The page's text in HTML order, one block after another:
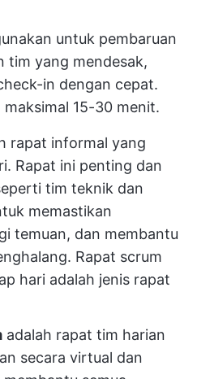
untuk pembaruan
tim yang mendesak,
in dengan cepat.
15-30 menit.
rapat informal yang
Rapat ini penting dan
tim teknik dan
memastikan
temuan, dan membantu
Rapat scrum
hari adalah jenis rapat
adalah rapat tim harian
secara virtual dan